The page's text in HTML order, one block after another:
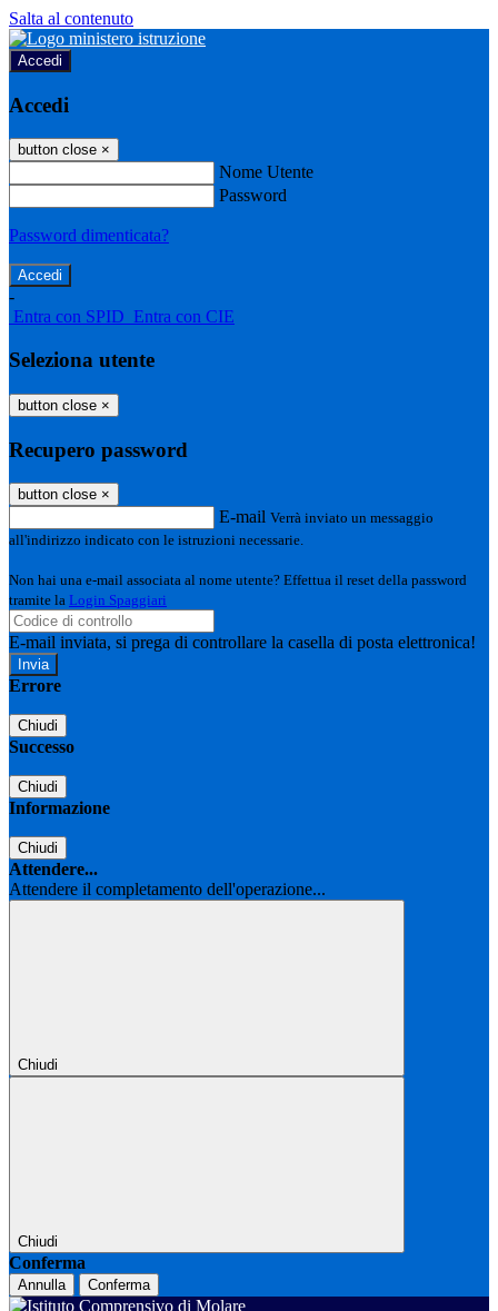
Salta al contenuto
Accedi
Accedi
button close ×
Nome Utente
Password
Password dimenticata?
-
Entra con SPID Entra con CIE
Seleziona utente
button close ×
Recupero password
button close ×
E-mail Verrà inviato un messaggio
all'indirizzo indicato con le istruzioni necessarie.
Non hai una e-mail associata al nome utente? Effettua il reset della password
tramite la Login Spaggiari
E-mail inviata, si prega di controllare la casella di posta elettronica!
Errore
Chiudi
Successo
Chiudi
Informazione
Chiudi
Attendere...
Attendere il completamento dell'operazione...
Chiudi
Chiudi
Conferma
Annulla Conferma